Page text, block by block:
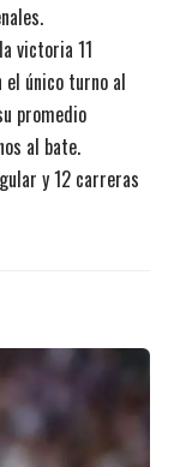
victoria 11
el único turno al
promedio
al bate.
y 12 carreras